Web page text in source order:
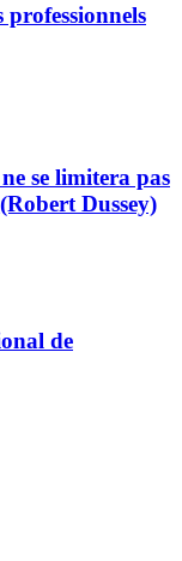
professionnels
se limitera pas
Dussey)
de